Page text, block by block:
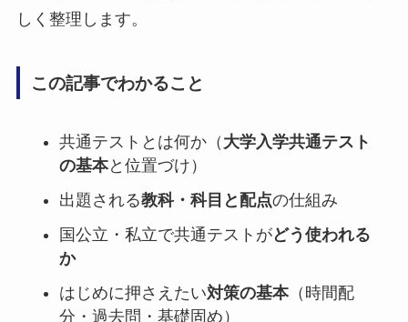
しく整理します。
この記事でわかること
共通テストとは何か（ 大学入学共通テスト
の基本と位置づけ）
出題される教科・科目と配点の仕組み
国公立・私立で共通テストがどう使われる
か
はじめに押さえたい対策の基本（時間配
分・過去問・基礎固め）